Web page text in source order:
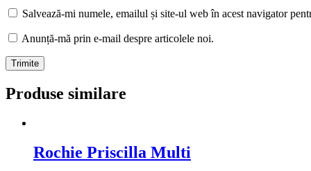
Salvează-mi numele, emailul și site-ul web în acest navigator
Anunță-mă prin e-mail despre articolele noi.
Produse similare
Rochie Priscilla Multi